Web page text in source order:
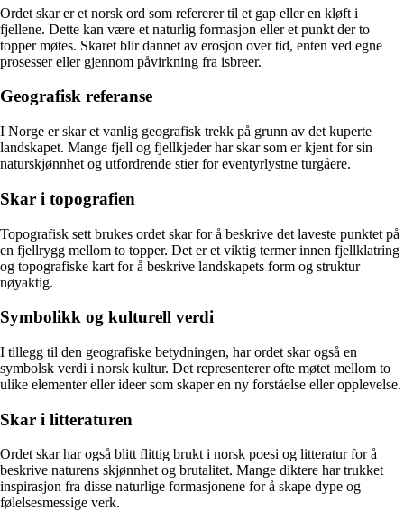
Ordet skar er et norsk ord som refererer til et gap eller en kløft i
fjellene. Dette kan være et naturlig formasjon eller et punkt der to
topper møtes. Skaret blir dannet av erosjon over tid, enten ved egne
prosesser eller gjennom påvirkning fra isbreer.
Geografisk referanse
I Norge er skar et vanlig geografisk trekk på grunn av det kuperte
landskapet. Mange fjell og fjellkjeder har skar som er kjent for sin
naturskjønnhet og utfordrende stier for eventyrlystne turgåere.
Skar i topografien
Topografisk sett brukes ordet skar for å beskrive det laveste punktet på
en fjellrygg mellom to topper. Det er et viktig termer innen fjellklatring
og topografiske kart for å beskrive landskapets form og struktur
nøyaktig.
Symbolikk og kulturell verdi
I tillegg til den geografiske betydningen, har ordet skar også en
symbolsk verdi i norsk kultur. Det representerer ofte møtet mellom to
ulike elementer eller ideer som skaper en ny forståelse eller opplevelse.
Skar i litteraturen
Ordet skar har også blitt flittig brukt i norsk poesi og litteratur for å
beskrive naturens skjønnhet og brutalitet. Mange diktere har trukket
inspirasjon fra disse naturlige formasjonene for å skape dype og
følelsesmessige verk.